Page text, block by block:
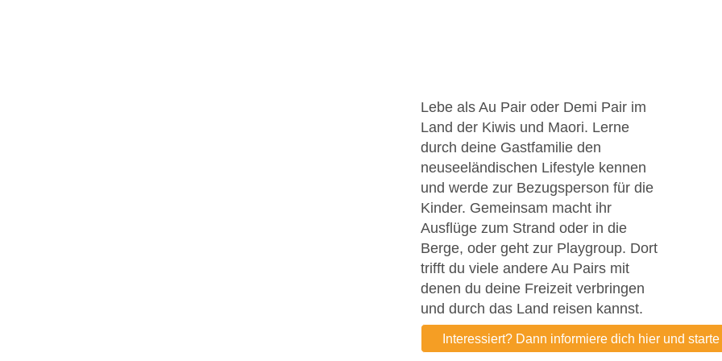
Lebe als Au Pair oder Demi Pair im
Land der Kiwis und Maori. Lerne
durch deine Gastfamilie den
neuseeländischen Lifestyle kennen
und werde zur Bezugsperson für die
Kinder. Gemeinsam macht ihr
Ausflüge zum Strand oder in die
Berge, oder geht zur Playgroup. Dort
trifft du viele andere Au Pairs mit
denen du deine Freizeit verbringen
und durch das Land reisen kannst.
Interessiert? Dann informiere dich hier und